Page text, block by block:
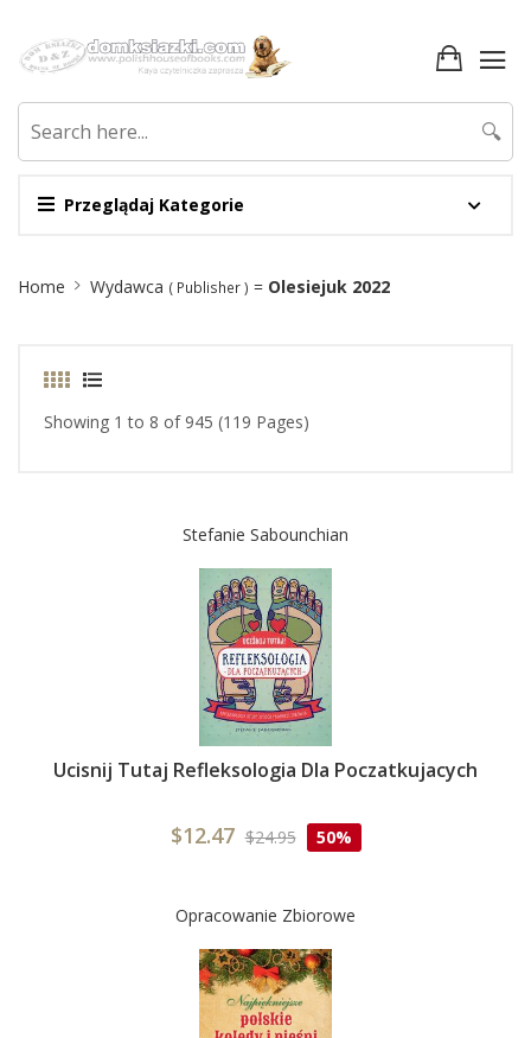
Przeglądaj Kategorie
🔍
Breadcrumb
Home Wydawca ( Publisher ) = Olesiejuk 2022
Showing 1 to 8 of 945 (119 Pages)
Stefanie Sabounchian
Ucisnij Tutaj Refleksologia Dla Poczatkujacych
$12.47 $24.95 50%
Opracowanie Zbiorowe